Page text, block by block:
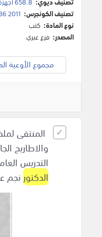
تصنيف الكونجرس: 2011
نوع المادة: كتب
المصدر: فرع عبري
مجموع الأوعية
المنتقى
والاطاريح
التدريس
الدكتورنجم